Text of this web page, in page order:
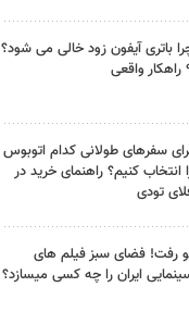
باتری آیفون زود خالی می شود؟
سفرهای طولانی کدام اتوبوس
انتخاب کنیم؟ راهنمای خرید در
تودی
رفت! فضای سبز فیلم های
ایران را چه کسی میسازد؟